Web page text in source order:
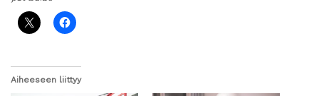
Aiheeseen liittyy